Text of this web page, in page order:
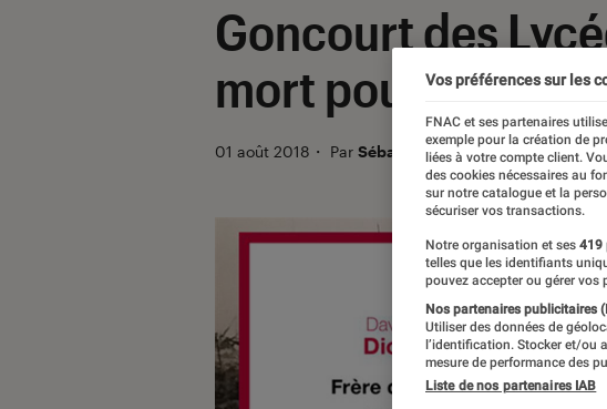
Goncourt des
mort pour faire
01 août 2018 ・ Par Sébastien Thomas-Calleja
Vos préférences sur les
FNAC et ses partenaires
exemple pour la création de
liées à votre compte client.
des cookies nécessaires au
sur notre catalogue et la
sécuriser vos transactions.
Notre organisation et ses 419
telles que les identifiants
pouvez accepter ou gérer
Nos partenaires publicitaires
Utiliser des données de
l’identification. Stocker et/ou
mesure de performance des
Liste de nos partenaires IAB